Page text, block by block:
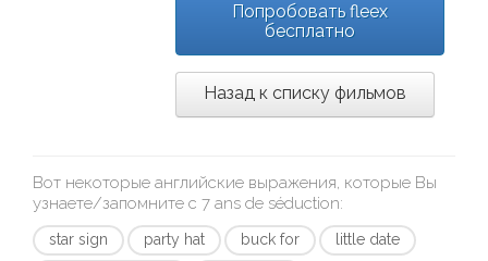
Попробовать fleex
бесплатно
Назад к списку фильмов
Вот некоторые английские выражения, которые Вы
узнаете/запомните с 7 ans de séduction:
star sign party hat buck for
little date